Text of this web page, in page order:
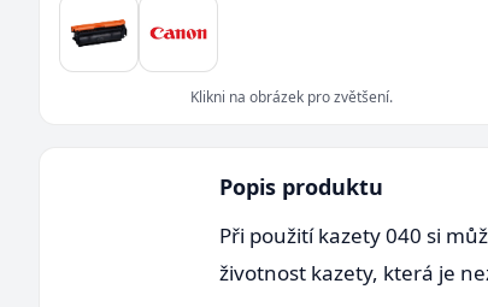
Klikni na obrázek pro zvětšení.
Popis produktu
Při použití kazety 040 si
životnost kazety, která je